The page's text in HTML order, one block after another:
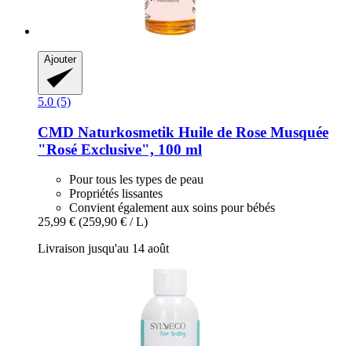
Ajouter
5.0 (5)
CMD Naturkosmetik Huile de Rose Musquée
"Rosé Exclusive", 100 ml
Pour tous les types de peau
Propriétés lissantes
Convient également aux soins pour bébés
25,99 € (259,90 € / L)
Livraison jusqu'au 14 août